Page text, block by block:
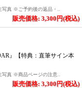
写真 ※ご予約後の返品・..
販売価格: 3,300円(税込)
』【特典：直筆サイン本
写真 ※商品ページの注意..
販売価格: 3,300円(税込)